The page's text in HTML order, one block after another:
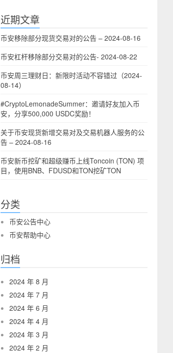
近期文章
币安移除部分现货交易对的公告 – 2024-08-16
币安杠杆移除部分交易对的公告- 2024-08-22
币安周三理财日：新限时活动不容错过（2024-
08-14）
#CryptoLemonadeSummer：邀请好友加入币
安，分享500,000 USDC奖励！
关于币安现货新增交易对及交易机器人服务的公
告 – 2024-08-16
币安新币挖矿和超级赚币上线Toncoin (TON) 项
目，使用BNB、FDUSD和TON挖矿TON
分类
币安公告中心
币安帮助中心
归档
2024 年 8 月
2024 年 7 月
2024 年 6 月
2024 年 4 月
2024 年 3 月
2024 年 2 月